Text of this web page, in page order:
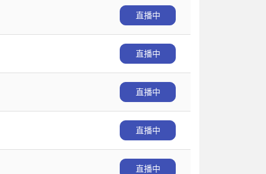
直播中
直播中
直播中
直播中
直播中